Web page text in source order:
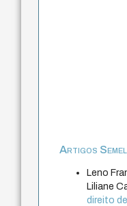
Artigos
Leno
Liliane
direito